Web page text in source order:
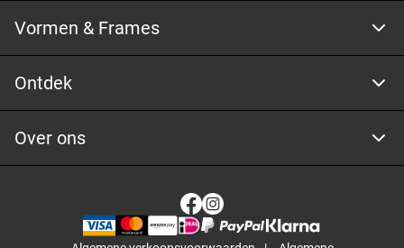
Vormen & Frames
Ontdek
Over ons